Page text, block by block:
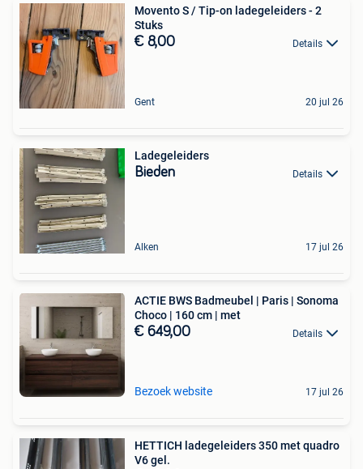
Movento S / Tip-on ladegeleiders - 2
Stuks
€ 8,00 Details
Gent 20 jul 26
Ladegeleiders
Bieden Details
Alken 17 jul 26
ACTIE BWS Badmeubel | Paris | Sonoma
Choco | 160 cm | met
€ 649,00 Details
Bezoek website 17 jul 26
HETTICH ladegeleiders 350 met quadro
V6 gel.